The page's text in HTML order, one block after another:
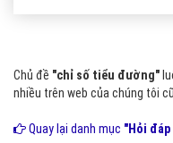
khỏe.
Chủ đề "chỉ số tiểu đường"
nhiều trên web của chúng tôi
Quay lại danh mục "Hỏi